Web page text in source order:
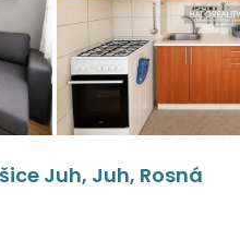
Juh, Juh, Rosná